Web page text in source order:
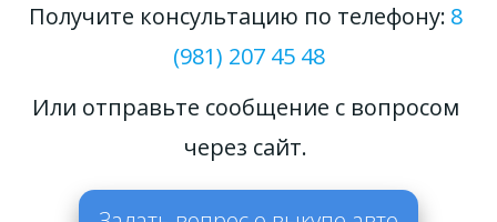
Получите консультацию по телефону: 8
(981) 207 45 48
Или отправьте сообщение с вопросом
через сайт.